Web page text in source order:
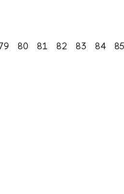
80 81 82 83 84 85